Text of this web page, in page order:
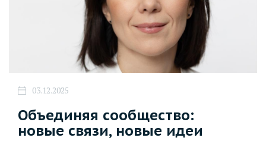
03.12.2025
Объединяя сообщество:
новые связи, новые идеи